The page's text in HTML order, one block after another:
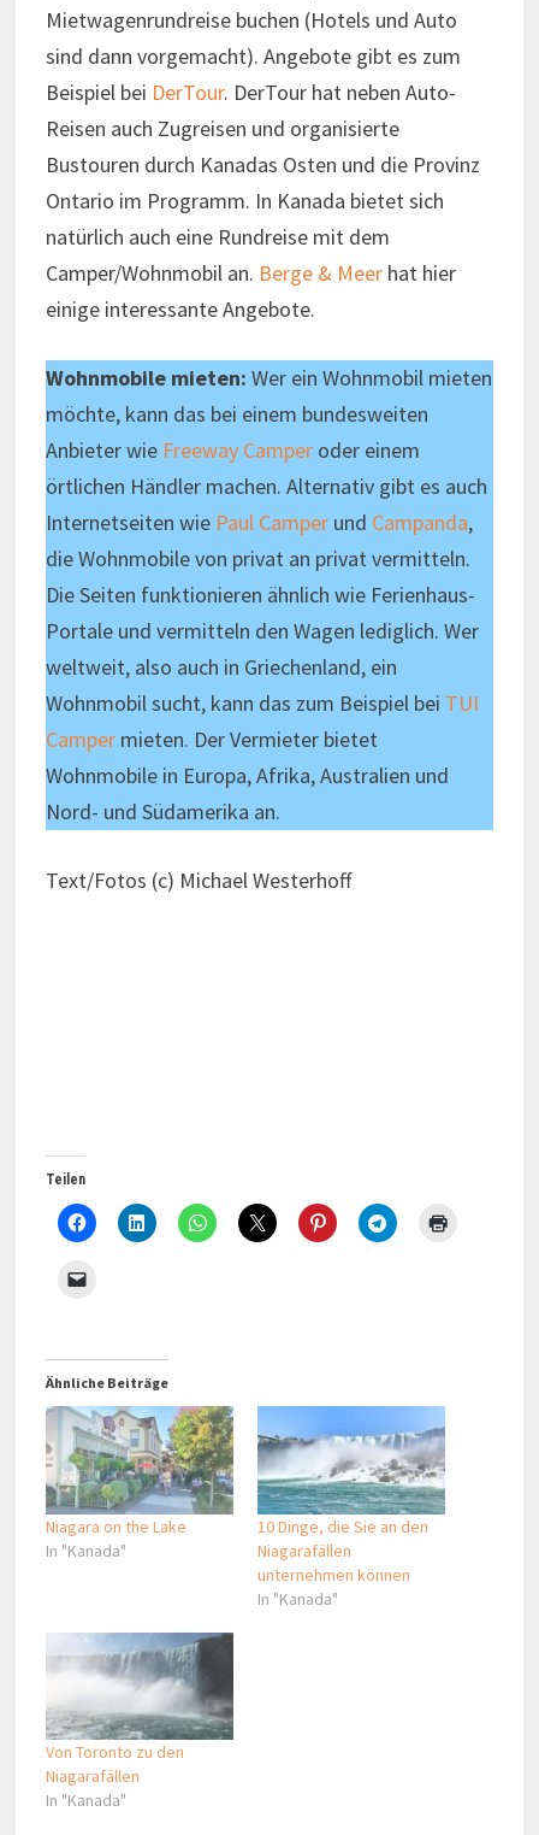
Mietwagenrundreise buchen (Hotels und Auto
sind dann vorgemacht). Angebote gibt es zum
Beispiel bei DerTour. DerTour hat neben Auto-
Reisen auch Zugreisen und organisierte
Bustouren durch Kanadas Osten und die Provinz
Ontario im Programm. In Kanada bietet sich
natürlich auch eine Rundreise mit dem
Camper/Wohnmobil an. Berge & Meerhat hier
einige interessante Angebote.
Wohnmobile mieten: Wer ein Wohnmobil mieten
möchte, kann das bei einem bundesweiten
Anbieter wie Freeway Camperoder einem
örtlichen Händler machen. Alternativ gibt es auch
Internetseiten wie Paul Camperund Campanda,
die Wohnmobile von privat an privat vermitteln.
Die Seiten funktionieren ähnlich wie Ferienhaus-
Portale und vermitteln den Wagen lediglich. Wer
weltweit, also auch in Griechenland, ein
Wohnmobil sucht, kann das zum Beispiel bei TUI
Campermieten. Der Vermieter bietet
Wohnmobile in Europa, Afrika, Australien und
Nord- und Südamerika an.
Text/Fotos (c) Michael Westerhoff
Teilen
Ähnliche Beiträge
Niagara on the Lake
In "Kanada"
10 Dinge, die Sie an den
Niagarafällen
unternehmen können
In "Kanada"
Von Toronto zu den
Niagarafällen
In "Kanada"